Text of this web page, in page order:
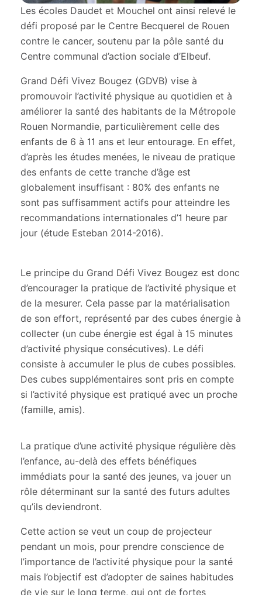
Les écoles Daudet et Mouchel ont ainsi relevé le
défi proposé par le Centre Becquerel de Rouen
contre le cancer, soutenu par la pôle santé du
Centre communal d’action sociale d’Elbeuf.
Grand Défi Vivez Bougez (GDVB) vise à
promouvoir l’activité physique au quotidien et à
améliorer la santé des habitants de la Métropole
Rouen Normandie, particulièrement celle des
enfants de 6 à 11 ans et leur entourage. En effet,
d’après les études menées, le niveau de pratique
des enfants de cette tranche d’âge est
globalement insuffisant : 80% des enfants ne
sont pas suffisamment actifs pour atteindre les
recommandations internationales d’1 heure par
jour (étude Esteban 2014-2016).
Le principe du Grand Défi Vivez Bougez est donc
d’encourager la pratique de l’activité physique et
de la mesurer. Cela passe par la matérialisation
de son effort, représenté par des cubes énergie à
collecter (un cube énergie est égal à 15 minutes
d’activité physique consécutives). Le défi
consiste à accumuler le plus de cubes possibles.
Des cubes supplémentaires sont pris en compte
si l’activité physique est pratiqué avec un proche
(famille, amis).
La pratique d’une activité physique régulière dès
l’enfance, au-delà des effets bénéfiques
immédiats pour la santé des jeunes, va jouer un
rôle déterminant sur la santé des futurs adultes
qu’ils deviendront.
Cette action se veut un coup de projecteur
pendant un mois, pour prendre conscience de
l’importance de l’activité physique pour la santé
mais l’objectif est d’adopter de saines habitudes
de vie sur le long terme, qui ont de fortes